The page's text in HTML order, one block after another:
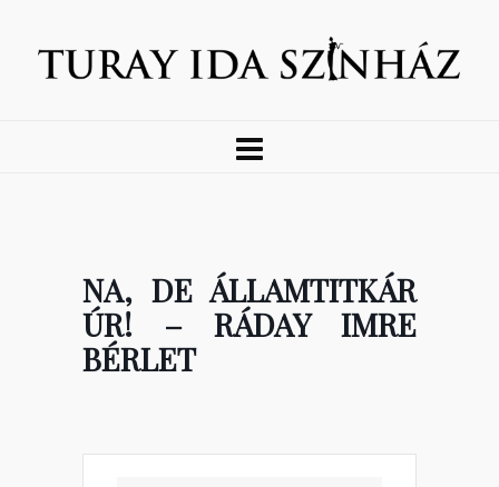
NA, DE ÁLLAMTITKÁR
ÚR! – RÁDAY IMRE
BÉRLET